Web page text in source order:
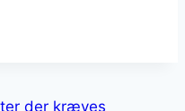
der kræves